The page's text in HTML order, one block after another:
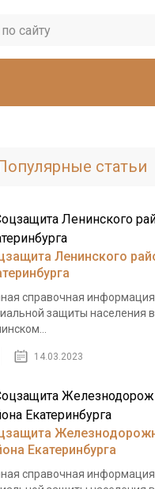
статьи
Ленинского
справочная информация
защиты населения в
14.03.2023
Екатеринбурга
справочная информация